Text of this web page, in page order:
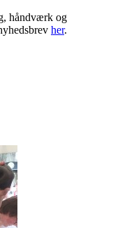
håndværk og
her.